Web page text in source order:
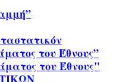
του Έθνους”
του Έθνους"